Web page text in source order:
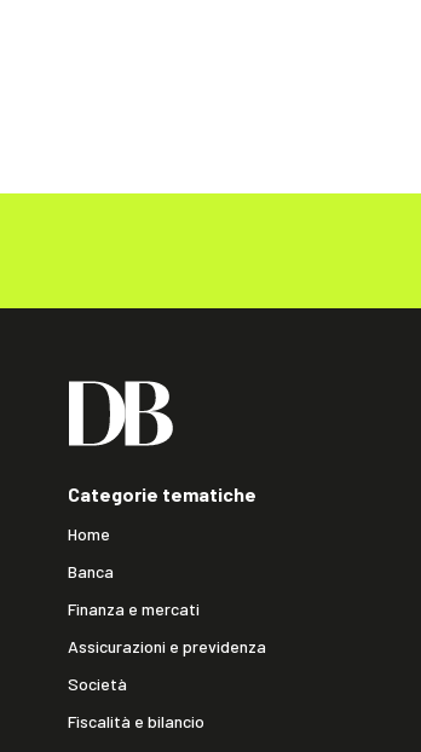
Categorie tematiche
Home
Banca
Finanza e mercati
Assicurazioni e previdenza
Società
Fiscalità e bilancio